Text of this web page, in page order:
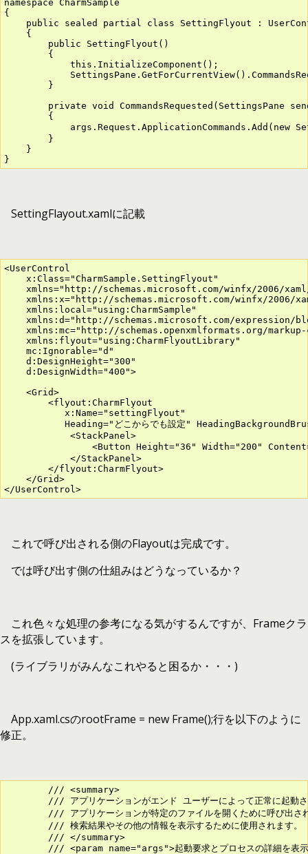
namespace CharmSample
{
public sealed partial class SettingFlyout :
    {
        public SettingFlyout()
        {
            this.InitializeComponent();
        }
private void CommandsRequested(SettingsPane
        {
args.Request.ApplicationCommands.Add(new
        }
    }
}
SettingFlayout.xamlに記載
<UserControl
    x:Class="CharmSample.SettingFlyout"
xmlns="http://schemas.microsoft.com/winfx/2006/
xmlns:x="http://schemas.microsoft.com/winfx/2006/
    xmlns:local="using:CharmSample"
xmlns:d="http://schemas.microsoft.com/expression/
xmlns:mc="http://schemas.openxmlformats.org/
    xmlns:flyout="using:CharmFlyoutLibrary"
    mc:Ignorable="d"
    d:DesignHeight="300"
    d:DesignWidth="400">
    <Grid>
        <flyout:CharmFlyout
           x:Name="settingFlyout"
Heading="どこからでも設定"
            <StackPanel>
<Button Height="36" Width="200"
            </StackPanel>
        </flyout:CharmFlyout>
    </Grid>
</UserControl>
これで呼び出される側のFlayoutは完成です。
では呼び出す側の仕組みはどうなっているか？
これ色々な処理の参考になる気がするんですが、Frameクラ
スを拡張しています。
(ライブラリがみんなこれやると困るか・・・)
App.xaml.csのrootFrame = new Frame();行を以下のように
修正。
        /// <summary>
/// アプリケーションがエンド ユーザーによって正常に起動
/// アプリケーションが特定のファイルを開くために呼び出さ
        /// 検索結果やその他の情報を表示するために使用されます。
        /// </summary>
/// <param name="args">起動要求とプロセスの詳細を表